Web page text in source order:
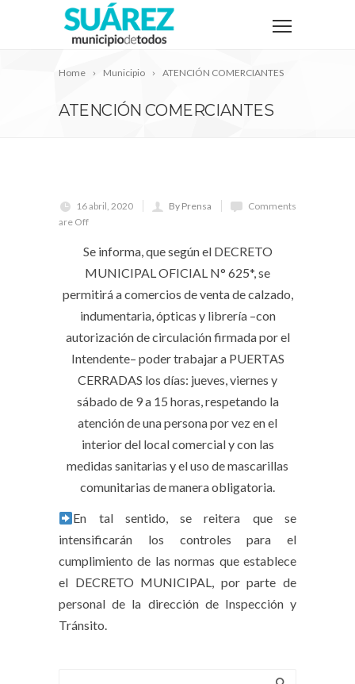
Home Municipio ATENCIÓN COMERCIANTES
ATENCIÓN COMERCIANTES
16 abril, 2020 By Prensa
Comments
are Off
Se informa, que según el DECRETO
MUNICIPAL OFICIAL N° 625*, se
permitirá a comercios de venta de calzado,
indumentaria, ópticas y librería –con
autorización de circulación firmada por el
Intendente– poder trabajar a PUERTAS
CERRADAS los días: jueves, viernes y
sábado de 9 a 15 horas, respetando la
atención de una persona por vez en el
interior del local comercial y con las
medidas sanitarias y el uso de mascarillas
comunitarias de manera obligatoria.
En tal sentido, se reitera que se
intensificarán los controles para el
cumplimiento de las normas que establece
el DECRETO MUNICIPAL, por parte de
personal de la dirección de Inspección y
Tránsito.